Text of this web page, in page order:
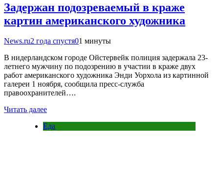
Задержан подозреваемый в краже
картин американского художника
News.ru2 года спустя01 минуты
В нидерландском городе Ойстервейк полиция задержала 23-
летнего мужчину по подозрению в участии в краже двух
работ американского художника Энди Уорхола из картинной
галереи 1 ноября, сообщила пресс-служба
правоохранителей….
Читать далее
Еда